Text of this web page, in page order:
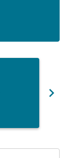
chevron_right